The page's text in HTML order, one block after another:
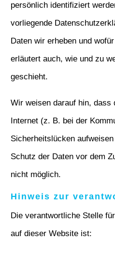
persönlich identifiziert
vorliegende
Daten wir erheben und
erläutert auch, wie und zu
geschieht.
Wir weisen darauf hin, dass
Internet (z. B. bei der
Sicherheitslücken
Schutz der Daten vor dem
nicht möglich.
Hinweis zur
Die verantwortliche Stelle
auf dieser Website ist: